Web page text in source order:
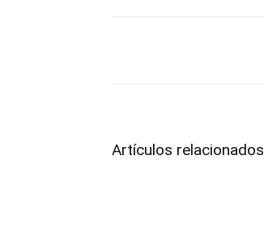
Artículos relacionados